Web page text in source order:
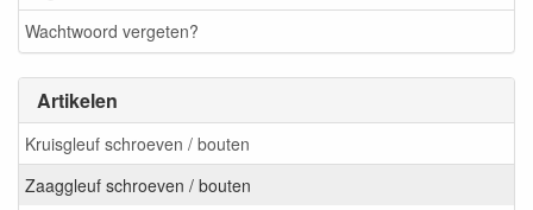
Wachtwoord vergeten?
Artikelen
Kruisgleuf schroeven / bouten
Zaaggleuf schroeven / bouten